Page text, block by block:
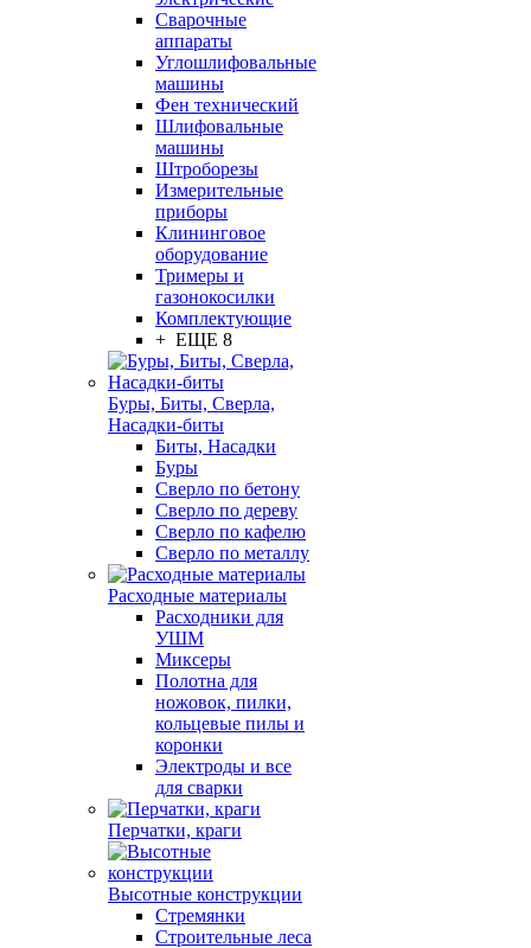
Сварочные
аппараты
Углошлифовальные
машины
Фен технический
Шлифовальные
машины
Штроборезы
Измерительные
приборы
Клининговое
оборудование
Тримеры и
газонокосилки
Комплектующие
+ ЕЩЕ 8
Буры, Биты, Сверла,
Насадки-биты
Биты, Насадки
Буры
Сверло по бетону
Сверло по дереву
Сверло по кафелю
Сверло по металлу
Расходные материалы
Расходники для
УШМ
Миксеры
Полотна для
ножовок, пилки,
кольцевые пилы и
коронки
Электроды и все
для сварки
Перчатки, краги
Высотные конструкции
Стремянки
Строительные леса